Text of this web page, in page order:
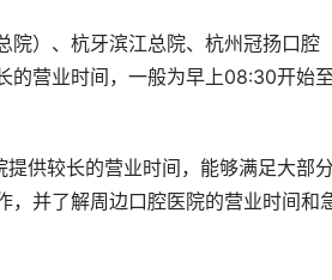
的营业时间，一般为早上08:30开始
，并了解周边口腔医院的营业时间和